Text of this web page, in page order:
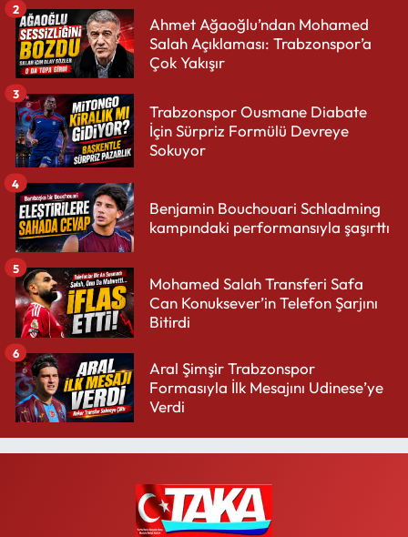
Ahmet Ağaoğlu’ndan Mohamed
Salah Açıklaması: Trabzonspor’a
Çok Yakışır
2
Trabzonspor Ousmane Diabate
İçin Sürpriz Formülü Devreye
Sokuyor
3
Benjamin Bouchouari Schladming
kampındaki performansıyla şaşırttı
4
Mohamed Salah Transferi Safa
Can Konuksever’in Telefon Şarjını
Bitirdi
5
Aral Şimşir Trabzonspor
Formasıyla İlk Mesajını Udinese’ye
Verdi
6